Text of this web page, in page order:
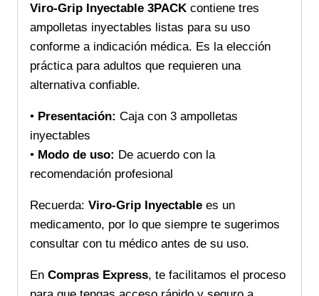
Viro-Grip Inyectable 3PACK contiene tres
ampolletas inyectables listas para su uso
conforme a indicación médica. Es la elección
práctica para adultos que requieren una
alternativa confiable.
• Presentación: Caja con 3 ampolletas
inyectables
• Modo de uso: De acuerdo con la
recomendación profesional
Recuerda: Viro-Grip Inyectable es un
medicamento, por lo que siempre te sugerimos
consultar con tu médico antes de su uso.
En Compras Express, te facilitamos el proceso